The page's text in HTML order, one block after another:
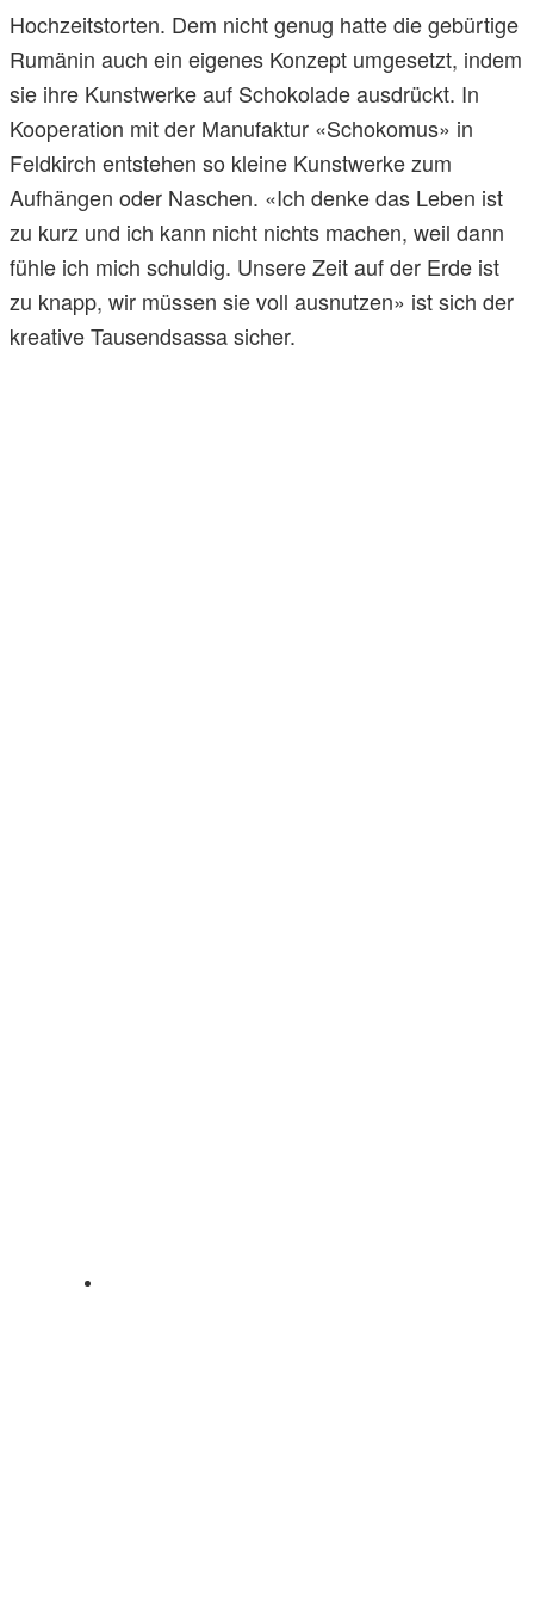
Hochzeitstorten. Dem nicht genug hatte die gebürtige
Rumänin auch ein eigenes Konzept umgesetzt, indem
sie ihre Kunstwerke auf Schokolade ausdrückt. In
Kooperation mit der Manufaktur «Schokomus» in
Feldkirch entstehen so kleine Kunstwerke zum
Aufhängen oder Naschen. «Ich denke das Leben ist
zu kurz und ich kann nicht nichts machen, weil dann
fühle ich mich schuldig. Unsere Zeit auf der Erde ist
zu knapp, wir müssen sie voll ausnutzen» ist sich der
kreative Tausendsassa sicher.